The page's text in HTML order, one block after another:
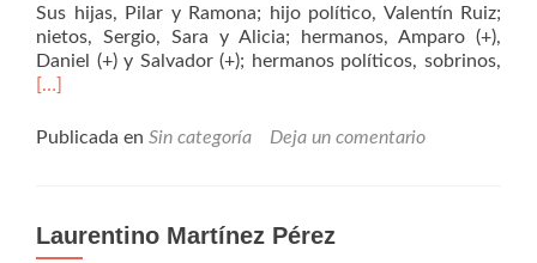
Sus hijas, Pilar y Ramona; hijo político, Valentín Ruiz;
nietos, Sergio, Sara y Alicia; hermanos, Amparo (+),
Daniel (+) y Salvador (+); hermanos políticos, sobrinos,
[…]
Publicada en Sin categoría Deja un comentario
Laurentino Martínez Pérez